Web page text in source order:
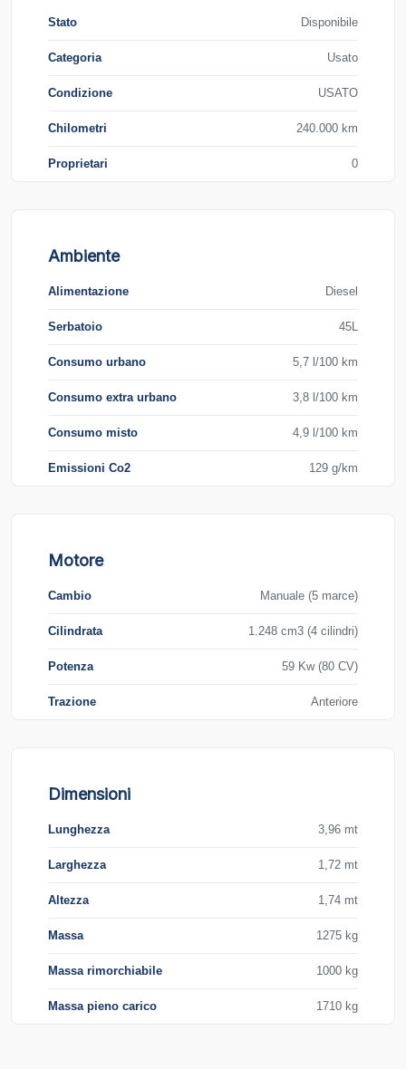
Stato Disponibile
Categoria Usato
Condizione USATO
Chilometri 240.000 km
Proprietari 0
Ambiente
Alimentazione Diesel
Serbatoio 45L
Consumo urbano 5,7 l/100 km
Consumo extra urbano 3,8 l/100 km
Consumo misto 4,9 l/100 km
Emissioni Co2 129 g/km
Motore
Cambio Manuale (5 marce)
Cilindrata 1.248 cm3 (4 cilindri)
Potenza 59 Kw (80 CV)
Trazione Anteriore
Dimensioni
Lunghezza 3,96 mt
Larghezza 1,72 mt
Altezza 1,74 mt
Massa 1275 kg
Massa rimorchiabile 1000 kg
Massa pieno carico 1710 kg